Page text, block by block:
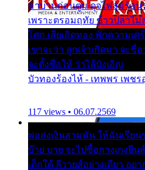
มาบานก่อนตูม ดุจไฟสุมร้อน
เพราะตรอมฤทัย ข้าวปลาไม่
โศก เสียเถิดทอง พักความเศ
เขาจะว่า ลูกเจ้าเกิดมา จะชื่
จะตั้งชื่อให้ ว่าไอ้บังเอิญ
บัวทองร้องไห้ - เทพพร เพช
117 views • 06.07.2569
พ่อส่งเงินสามพัน ให้ฉันเรีย
บ๊าย บาย จะไปซื้อกางเกงยีน
เด็กใต้ ลีวายส์อย่างเดียว อย